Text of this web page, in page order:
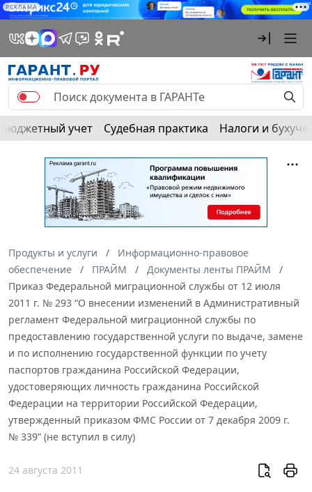
РЕКЛАМА
Бюджетный учет Судебная практика Налоги и
Продукты и услуги
Информационно-правовое
обеспечение
ПРАЙМ
Документы ленты ПРАЙМ
Приказ Федеральной миграционной службы от 12 июля
2011 г. № 293 “О внесении изменений в Административный
регламент Федеральной миграционной службы по
предоставлению государственной услуги по выдаче, замене
и по исполнению государственной функции по учету
паспортов гражданина Российской Федерации,
удостоверяющих личность гражданина Российской
Федерации на территории Российской Федерации,
утвержденный приказом ФМС России от 7 декабря 2009 г.
№ 339” (не вступил в силу)
24 августа 2011